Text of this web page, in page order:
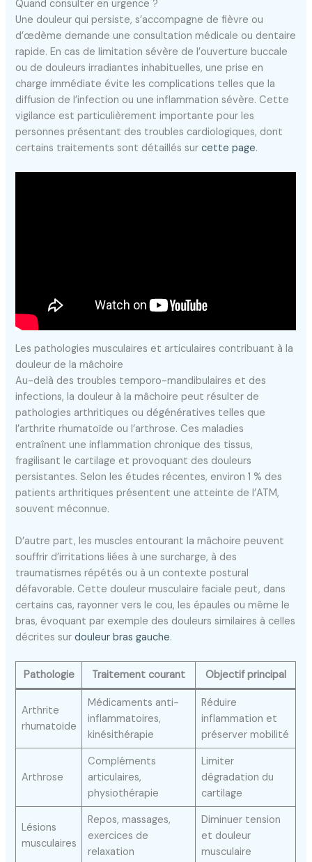
Quand consulter en urgence ?
Une douleur qui persiste, s’accompagne de fièvre ou
d’œdème demande une consultation médicale ou dentaire
rapide. En cas de limitation sévère de l’ouverture buccale
ou de douleurs irradiantes inhabituelles, une prise en
charge immédiate évite les complications telles que la
diffusion de l’infection ou une inflammation sévère. Cette
vigilance est particulièrement importante pour les
personnes présentant des troubles cardiologiques, dont
certains traitements sont détaillés surcette page.
Les pathologies musculaires et articulaires contribuant à la
douleur de la mâchoire
Au-delà des troubles temporo-mandibulaires et des
infections, la douleur à la mâchoire peut résulter de
pathologies arthritiques ou dégénératives telles que
l’arthrite rhumatoïde ou l’arthrose. Ces maladies
entraînent une inflammation chronique des tissus,
fragilisant le cartilage et provoquant des douleurs
persistantes. Selon les études récentes, environ 1 % des
patients arthritiques présentent une atteinte de l’ATM,
souvent méconnue.
D’autre part, les muscles entourant la mâchoire peuvent
souffrir d’irritations liées à une surcharge, à des
traumatismes répétés ou à un contexte postural
défavorable. Cette douleur musculaire faciale peut, dans
certains cas, rayonner vers le cou, les épaules ou même le
bras, évoquant par exemple des douleurs similaires à celles
décrites surdouleur bras gauche.
Pathologie Traitement courant Objectif principal
Arthrite
rhumatoïde
Médicaments anti-
inflammatoires,
kinésithérapie
Réduire
inflammation et
préserver mobilité
Arthrose
Compléments
articulaires,
physiothérapie
Limiter
dégradation du
cartilage
Lésions
musculaires
Repos, massages,
exercices de
relaxation
Diminuer tension
et douleur
musculaire